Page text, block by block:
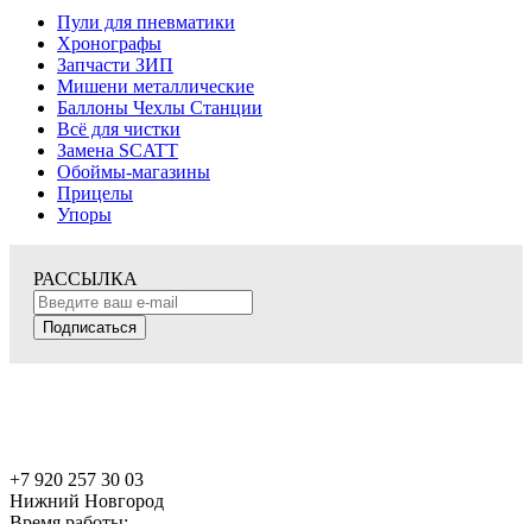
Пули для пневматики
Хронографы
Запчасти ЗИП
Мишени металлические
Баллоны Чехлы Станции
Всё для чистки
Замена SCATT
Обоймы-магазины
Прицелы
Упоры
РАССЫЛКА
Подписаться
+7 920 257 30 03
Нижний Новгород